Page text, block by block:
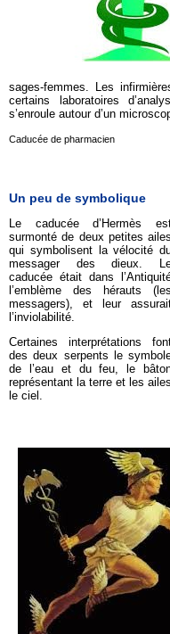
sages-femmes. Les
certains laboratoires
s’enroule autour d’un
Caducée de pharmacien
Un peu de symbolique
Le caducée d’Hermès
surmonté de deux petites ailes
qui symbolisent la vélocité
messager des dieux.
caducée était dans
l’emblème des hérauts (les
messagers), et leur
l’inviolabilité.
Certaines interprétations
des deux serpents le
de l’eau et du feu, le
représentant la terre et les ailes
le ciel.